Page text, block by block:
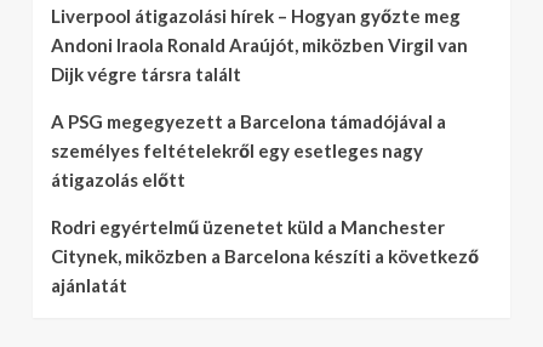
Liverpool átigazolási hírek – Hogyan győzte meg
Andoni Iraola Ronald Araújót, miközben Virgil van
Dijk végre társra talált
A PSG megegyezett a Barcelona támadójával a
személyes feltételekről egy esetleges nagy
átigazolás előtt
Rodri egyértelmű üzenetet küld a Manchester
Citynek, miközben a Barcelona készíti a következő
ajánlatát